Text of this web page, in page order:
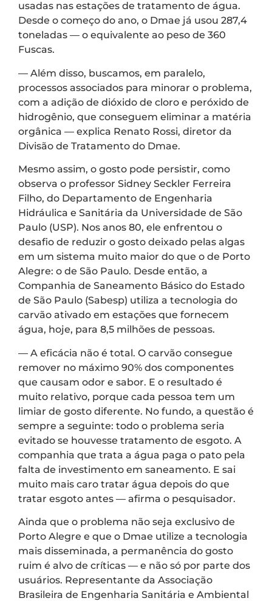
usadas nas estações de tratamento de água.
Desde o começo do ano, o Dmae já usou 287,4
toneladas — o equivalente ao peso de 360
Fuscas.
— Além disso, buscamos, em paralelo,
processos associados para minorar o problema,
com a adição de dióxido de cloro e peróxido de
hidrogênio, que conseguem eliminar a matéria
orgânica — explica Renato Rossi, diretor da
Divisão de Tratamento do Dmae.
Mesmo assim, o gosto pode persistir, como
observa o professor Sidney Seckler Ferreira
Filho, do Departamento de Engenharia
Hidráulica e Sanitária da Universidade de São
Paulo (USP). Nos anos 80, ele enfrentou o
desafio de reduzir o gosto deixado pelas algas
em um sistema muito maior do que o de Porto
Alegre: o de São Paulo. Desde então, a
Companhia de Saneamento Básico do Estado
de São Paulo (Sabesp) utiliza a tecnologia do
carvão ativado em estações que fornecem
água, hoje, para 8,5 milhões de pessoas.
— A eficácia não é total. O carvão consegue
remover no máximo 90% dos componentes
que causam odor e sabor. E o resultado é
muito relativo, porque cada pessoa tem um
limiar de gosto diferente. No fundo, a questão é
sempre a seguinte: todo o problema seria
evitado se houvesse tratamento de esgoto. A
companhia que trata a água paga o pato pela
falta de investimento em saneamento. E sai
muito mais caro tratar água depois do que
tratar esgoto antes — afirma o pesquisador.
Ainda que o problema não seja exclusivo de
Porto Alegre e que o Dmae utilize a tecnologia
mais disseminada, a permanência do gosto
ruim é alvo de críticas — e não só por parte dos
usuários. Representante da Associação
Brasileira de Engenharia Sanitária e Ambiental